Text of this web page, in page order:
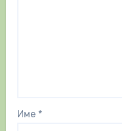
Име *